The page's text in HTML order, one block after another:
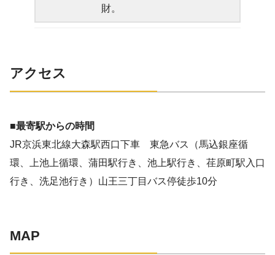
財。
アクセス
■最寄駅からの時間
JR京浜東北線大森駅西口下車 東急バス（馬込銀座循
環、上池上循環、蒲田駅行き、池上駅行き、荏原町駅入口
行き、洗足池行き）山王三丁目バス停徒歩10分
MAP